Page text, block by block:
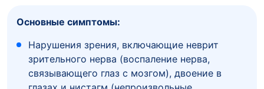
Основные симптомы:
Нарушения зрения, включающие неврит
зрительного нерва (воспаление нерва,
связывающего глаз с мозгом), двоение в